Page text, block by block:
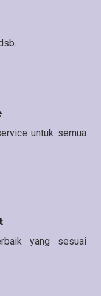
untuk semua
yang sesuai